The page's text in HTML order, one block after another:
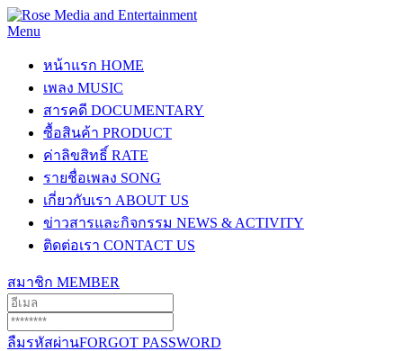
Menu
หน้าแรก HOME
เพลง MUSIC
สารคดี DOCUMENTARY
ซื้อสินค้า PRODUCT
ค่าลิขสิทธิ์ RATE
รายชื่อเพลง SONG
เกี่ยวกับเรา ABOUT US
ข่าวสารและกิจกรรม NEWS & ACTIVITY
ติดต่อเรา CONTACT US
สมาชิก MEMBER
ลืมรหัสผ่านFORGOT PASSWORD